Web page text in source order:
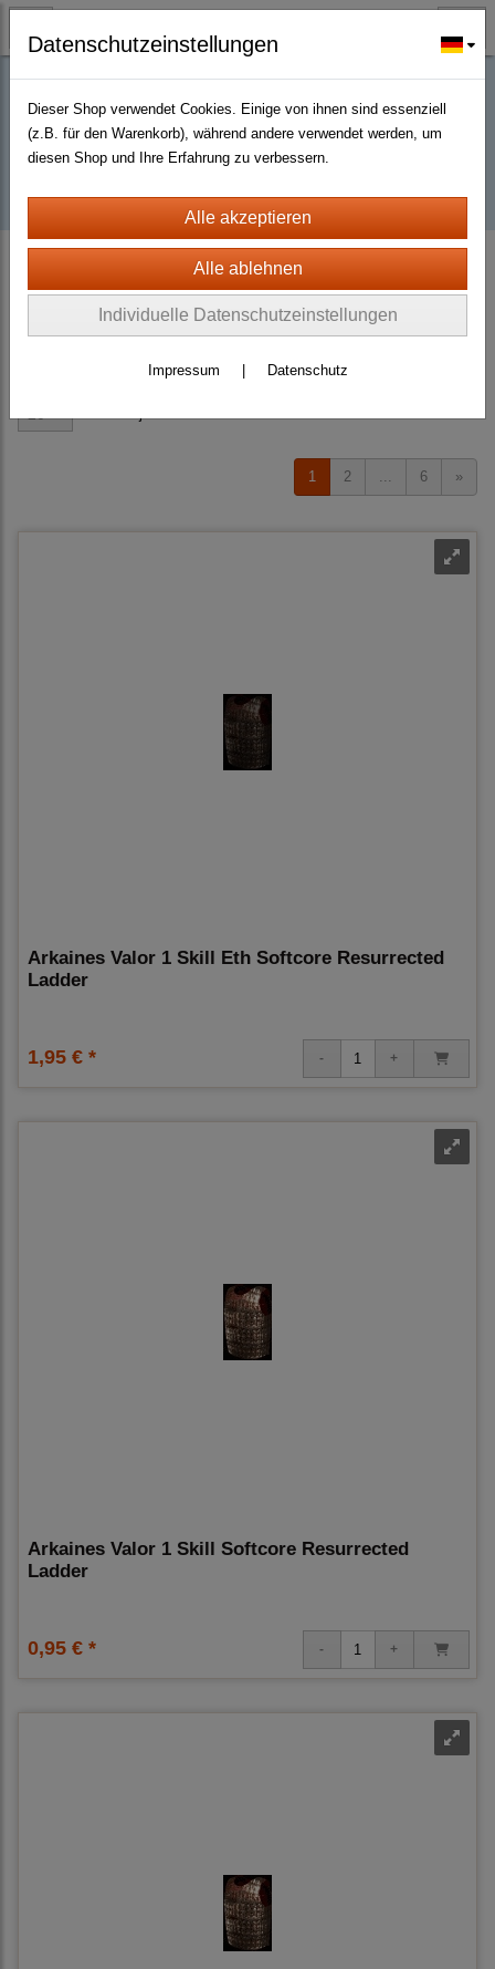
Buy D2R items | Diablo 2 Resurrected |
D2km
D2 Resurrected + ROTW Softcore Ladder Season 14 (PC - PS4/5)
Sortierung wählen
1 2 ... 6 »
Arkaines Valor 1 Skill Eth Softcore Resurrected
Ladder
1,95 € *
Arkaines Valor 1 Skill Softcore Resurrected
Ladder
0,95 € *
Datenschutzeinstellungen
Dieser Shop verwendet Cookies. Einige von ihnen sind essenziell
(z.B. für den Warenkorb), während andere verwendet werden, um
diesen Shop und Ihre Erfahrung zu verbessern.
Individuelle Datenschutzeinstellungen
Impressum Datenschutz